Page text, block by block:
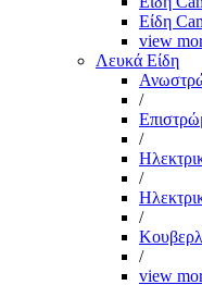
Είδη
view
Λευκά Είδη
/
/
/
/
/
view